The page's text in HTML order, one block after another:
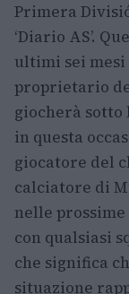
Primera
‘Diario AS’.
ultimi sei
proprietario
giocherà sotto
in questa
giocatore del
calciatore di
nelle
con qualsiasi
che significa
situazione